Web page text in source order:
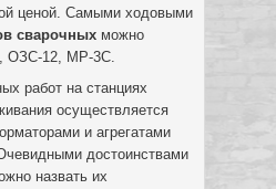
ценой. Самыми ходовыми
сварочных можно
ОЗС-12, МР-3С.
работ на станциях
осуществляется
и агрегатами
достоинствами
назвать их